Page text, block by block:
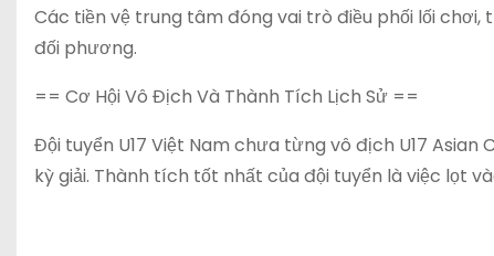
Các tiền vệ trung tâm đóng vai trò điều phối lối
đối phương.
== Cơ Hội Vô Địch Và Thành Tích Lịch Sử ==
Đội tuyển U17 Việt Nam chưa từng vô địch U17
kỳ giải. Thành tích tốt nhất của đội tuyển là việc lọt